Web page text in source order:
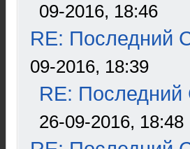
09-2016, 18:46
RE: Последний
09-2016, 18:39
RE: Последний
26-09-2016, 18:48